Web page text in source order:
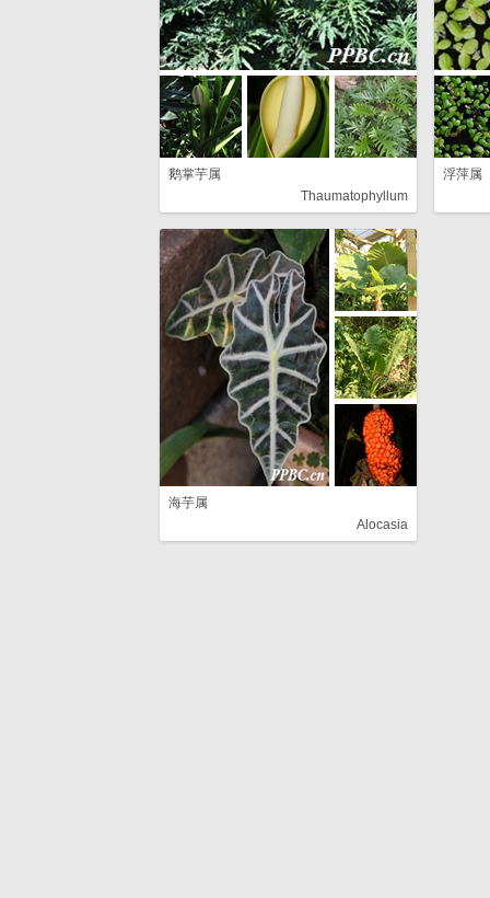
鹅掌芋属
Thaumatophyllum
浮萍属
海芋属
Alocasia